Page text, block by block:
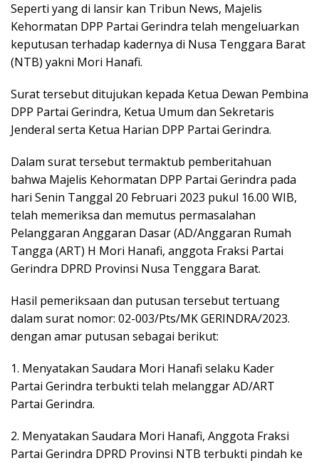
Seperti yang di lansir kan Tribun News, Majelis
Kehormatan DPP Partai Gerindra telah mengeluarkan
keputusan terhadap kadernya di Nusa Tenggara Barat
(NTB) yakni Mori Hanafi.
Surat tersebut ditujukan kepada Ketua Dewan Pembina
DPP Partai Gerindra, Ketua Umum dan Sekretaris
Jenderal serta Ketua Harian DPP Partai Gerindra.
Dalam surat tersebut termaktub pemberitahuan
bahwa Majelis Kehormatan DPP Partai Gerindra pada
hari Senin Tanggal 20 Februari 2023 pukul 16.00 WIB,
telah memeriksa dan memutus permasalahan
Pelanggaran Anggaran Dasar (AD/Anggaran Rumah
Tangga (ART) H Mori Hanafi, anggota Fraksi Partai
Gerindra DPRD Provinsi Nusa Tenggara Barat.
Hasil pemeriksaan dan putusan tersebut tertuang
dalam surat nomor: 02-003/Pts/MK GERINDRA/2023.
dengan amar putusan sebagai berikut:
1. Menyatakan Saudara Mori Hanafi selaku Kader
Partai Gerindra terbukti telah melanggar AD/ART
Partai Gerindra.
2. Menyatakan Saudara Mori Hanafi, Anggota Fraksi
Partai Gerindra DPRD Provinsi NTB terbukti pindah ke